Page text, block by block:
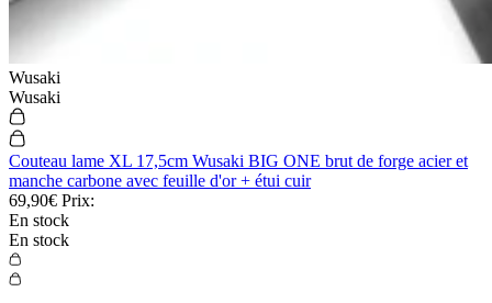
Wusaki
Wusaki
Couteau lame XL 17,5cm Wusaki BIG ONE brut de forge acier et
manche carbone avec feuille d'or + étui cuir
69,90€ Prix:
En stock
En stock